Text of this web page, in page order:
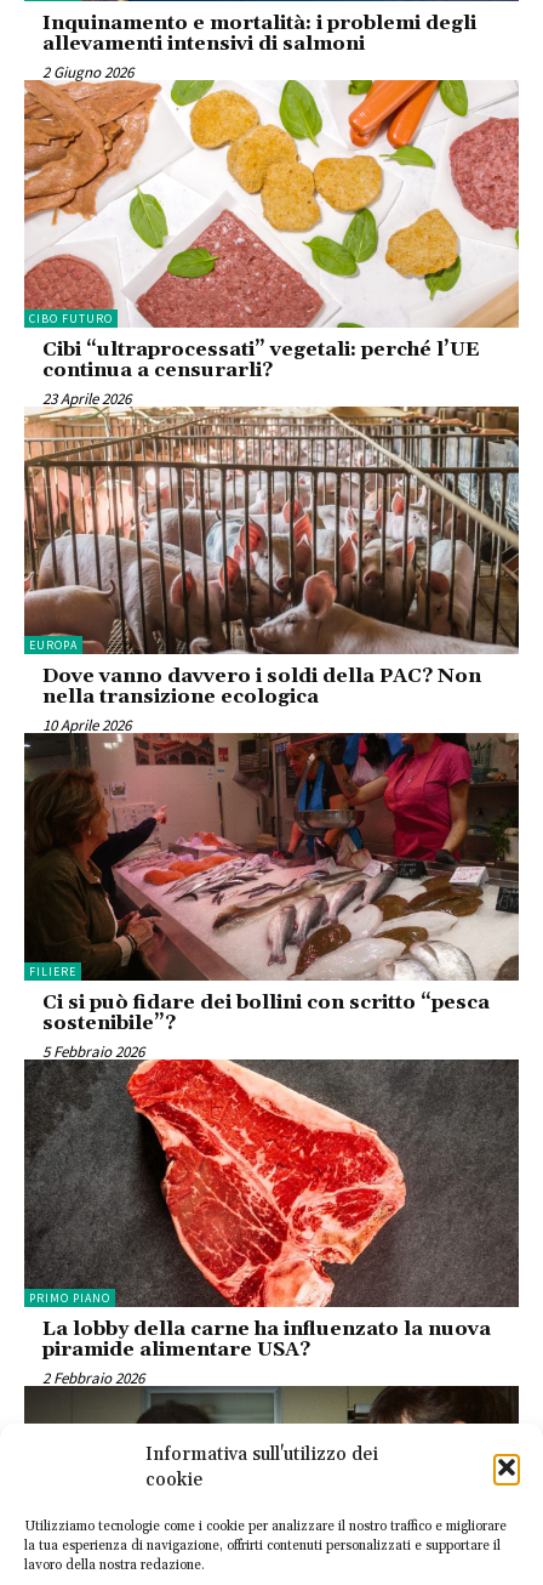
Informativa sull'utilizzo dei
cookie
Utilizziamo tecnologie come i cookie per analizzare il nostro traffico e migliorare
la tua esperienza di navigazione, offrirti contenuti personalizzati e supportare il
lavoro della nostra redazione.
Inquinamento e mortalità: i problemi degli
allevamenti intensivi di salmoni
2 Giugno 2026
CIBO FUTURO
Cibi “ultraprocessati” vegetali: perché l’UE
continua a censurarli?
23 Aprile 2026
EUROPA
Dove vanno davvero i soldi della PAC? Non
nella transizione ecologica
10 Aprile 2026
FILIERE
Ci si può fidare dei bollini con scritto “pesca
sostenibile”?
5 Febbraio 2026
PRIMO PIANO
La lobby della carne ha influenzato la nuova
piramide alimentare USA?
2 Febbraio 2026